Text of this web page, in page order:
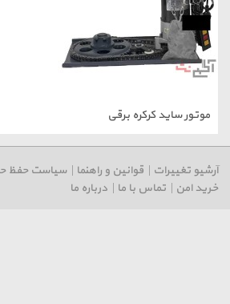
موتور ساید کرکره برقی
تغییرات|قوانین و راهنما|سیاست حفظ
امن|تماس با ما|درباره ما